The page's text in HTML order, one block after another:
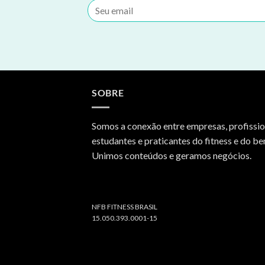
SOBRE
Somos a conexão entre empresas,
estudantes e praticantes do fitness e do
Unimos conteúdos e geramos negócios.
NFB FITNESS BRASIL
15.050.393.0001-15